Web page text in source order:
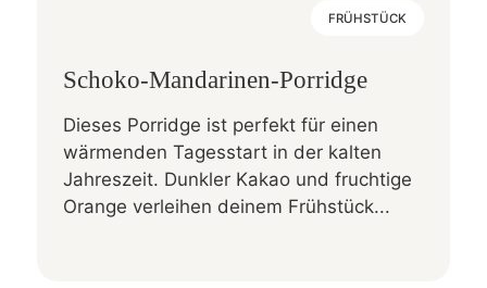
FRÜHSTÜCK
Schoko-Mandarinen-Porridge
Dieses Porridge ist perfekt für einen
wärmenden Tagesstart in der kalten
Jahreszeit. Dunkler Kakao und fruchtige
Orange verleihen deinem Frühstück...